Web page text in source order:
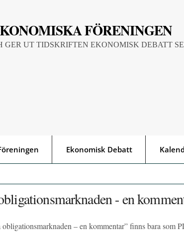
FÖRENINGEN
GER UT TIDSKRIFTEN EKONOMISK DEBATT
Ekonomisk Debatt
- en
– en kommentar” finns bara som